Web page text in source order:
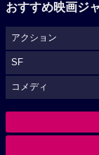
おすすめ映画ジ
アクション
SF
コメディ